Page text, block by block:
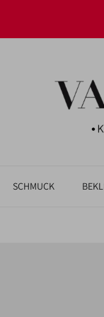
SCHMUCK